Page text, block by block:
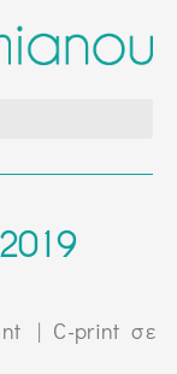
| C-print σε